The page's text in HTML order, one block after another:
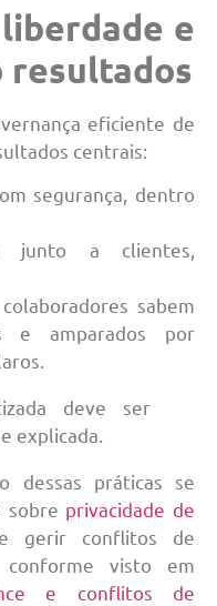
e
resultados
eficiente de
centrais:
segurança, dentro
junto a clientes,
sabem
e amparados por
deve ser
explicada.
dessas práticas se
sobre privacidade de
gerir conflitos de
visto em
e conflitos de